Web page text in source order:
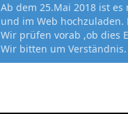
Ab dem 25.Mai 2018 ist
und im Web
Wir prüfen vorab ,ob dies
Wir bitten um Verständnis.